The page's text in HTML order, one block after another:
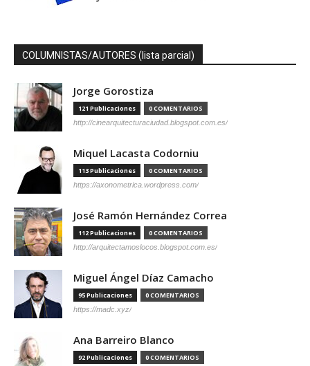
COLUMNISTAS/AUTORES (lista parcial)
Jorge Gorostiza
121 Publicaciones 0 COMENTARIOS
http://cinearquitecturaciudad.blogspot.com.es/
Miquel Lacasta Codorniu
113 Publicaciones 0 COMENTARIOS
https://axonometrica.wordpress.com/
José Ramón Hernández Correa
112 Publicaciones 0 COMENTARIOS
http://arquitectamoslocos.blogspot.com.es/
Miguel Ángel Díaz Camacho
95 Publicaciones 0 COMENTARIOS
https://madc.xyz/
Ana Barreiro Blanco
92 Publicaciones 0 COMENTARIOS